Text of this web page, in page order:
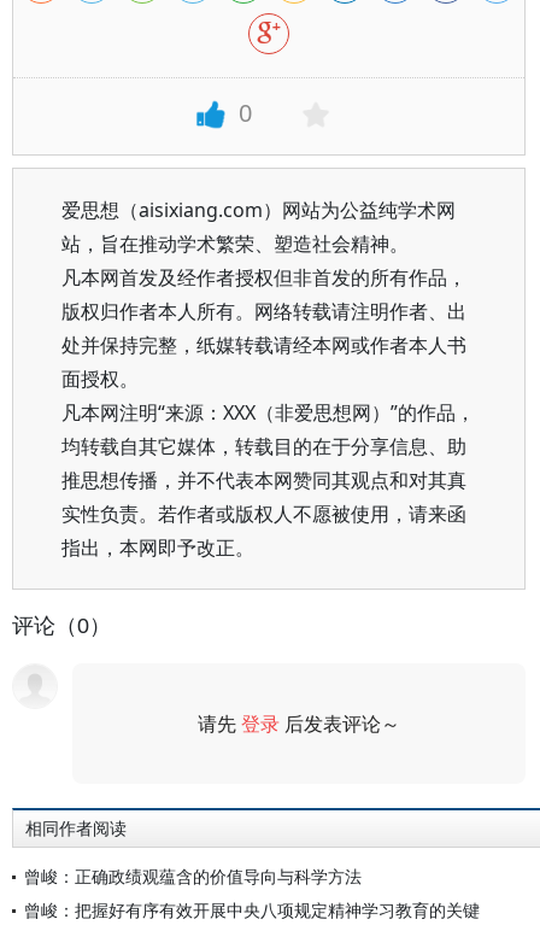
0
爱思想（aisixiang.com）网站为公益纯学术网
站，旨在推动学术繁荣、塑造社会精神。
凡本网首发及经作者授权但非首发的所有作品，
版权归作者本人所有。网络转载请注明作者、出
处并保持完整，纸媒转载请经本网或作者本人书
面授权。
凡本网注明“来源：XXX（非爱思想网）”的作品，
均转载自其它媒体，转载目的在于分享信息、助
推思想传播，并不代表本网赞同其观点和对其真
实性负责。若作者或版权人不愿被使用，请来函
指出，本网即予改正。
评论（0）
请先登录 后发表评论～
相同作者阅读
曾峻：正确政绩观蕴含的价值导向与科学方法
曾峻：把握好有序有效开展中央八项规定精神学习教育的关键